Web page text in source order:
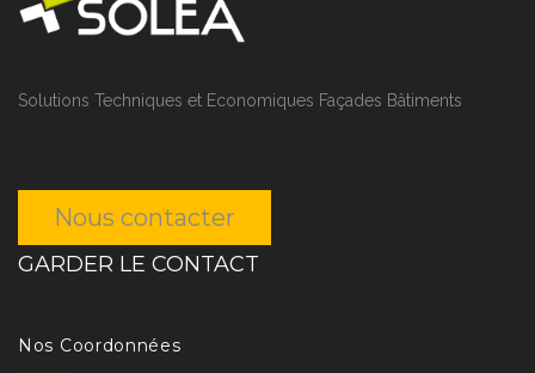
Solutions Techniques et Economiques Façades Bâtiments
Nous contacter
GARDER LE CONTACT
Nos Coordonnées